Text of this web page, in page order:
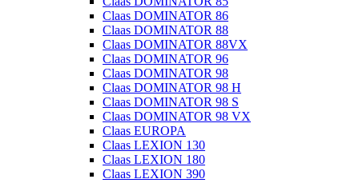
Claas DOMINATOR 86
Claas DOMINATOR 88
Claas DOMINATOR 88VX
Claas DOMINATOR 96
Claas DOMINATOR 98
Claas DOMINATOR 98 H
Claas DOMINATOR 98 S
Claas DOMINATOR 98 VX
Claas EUROPA
Claas LEXION 130
Claas LEXION 180
Claas LEXION 390